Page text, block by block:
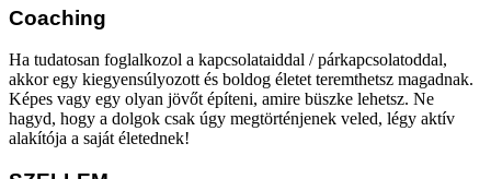
Coaching
Ha tudatosan foglalkozol a kapcsolataiddal / párkapcsolatoddal,
akkor egy kiegyensúlyozott és boldog életet teremthetsz magadnak.
Képes vagy egy olyan jövőt építeni, amire büszke lehetsz. Ne
hagyd, hogy a dolgok csak úgy megtörténjenek veled, légy aktív
alakítója a saját életednek!